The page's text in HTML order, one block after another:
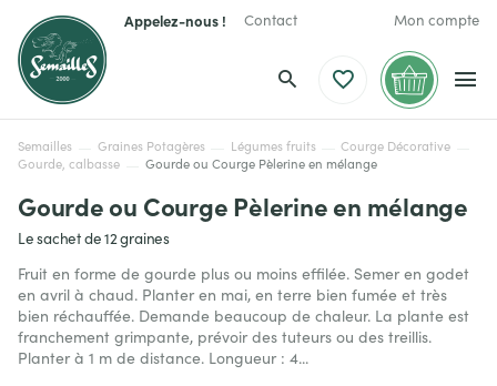
Appelez-nous ! Contact Mon compte
Semailles Graines Potagères Légumes fruits
Courge Décorative
Gourde, calbasse
Gourde ou Courge Pèlerine en mélange
Gourde ou Courge Pèlerine en mélange
Le sachet de 12 graines
Fruit en forme de gourde plus ou moins effilée. Semer en godet
en avril à chaud. Planter en mai, en terre bien fumée et très
bien réchauffée. Demande beaucoup de chaleur. La plante est
franchement grimpante, prévoir des tuteurs ou des treillis.
Planter à 1 m de distance. Longueur : 4...